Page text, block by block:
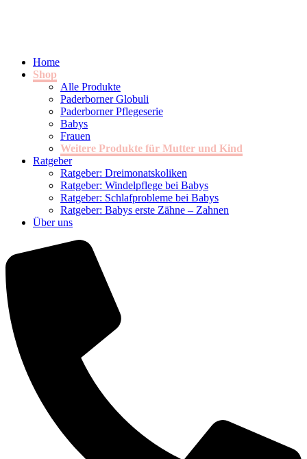
Home
Shop
Alle Produkte
Paderborner Globuli
Paderborner Pflegeserie
Babys
Frauen
Weitere Produkte für Mutter und Kind
Ratgeber
Ratgeber: Dreimonatskoliken
Ratgeber: Windelpflege bei Babys
Ratgeber: Schlafprobleme bei Babys
Ratgeber: Babys erste Zähne – Zahnen
Über uns